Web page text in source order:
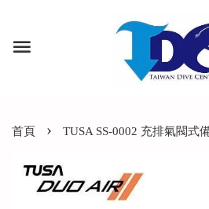
首頁 › TUSA SS-0002 充排氣閥式